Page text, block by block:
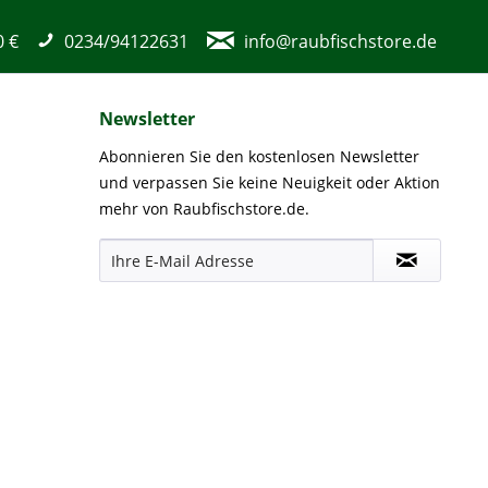
€ 0234/94122631 info@raubfischstore.de
Newsletter
Abonnieren Sie den kostenlosen Newsletter
und verpassen Sie keine Neuigkeit oder Aktion
mehr von Raubfischstore.de.